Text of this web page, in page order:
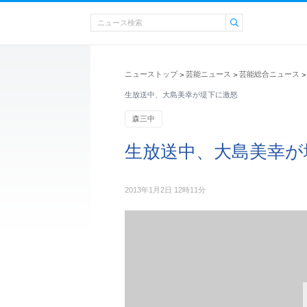
ニューストップ > 芸能ニュース > 芸能総合ニュース >
生放送中、大島美幸が堤下に激怒
森三中
生放送中、大島美幸
2013年1月2日 12時11分